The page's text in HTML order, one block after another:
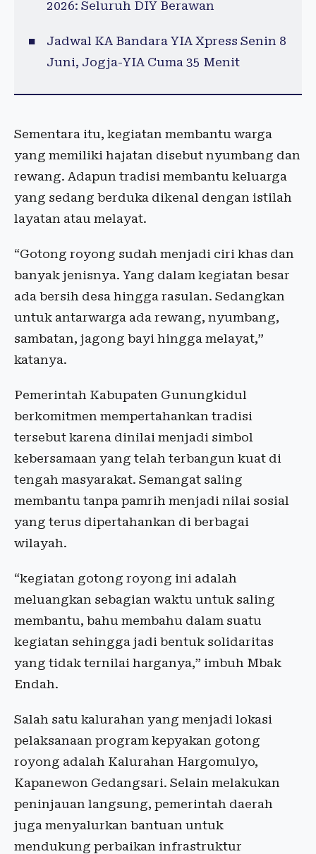
2026: Seluruh DIY Berawan
Jadwal KA Bandara YIA Xpress Senin 8
Juni, Jogja-YIA Cuma 35 Menit
Sementara itu, kegiatan membantu warga
yang memiliki hajatan disebut nyumbang dan
rewang. Adapun tradisi membantu keluarga
yang sedang berduka dikenal dengan istilah
layatan atau melayat.
“Gotong royong sudah menjadi ciri khas dan
banyak jenisnya. Yang dalam kegiatan besar
ada bersih desa hingga rasulan. Sedangkan
untuk antarwarga ada rewang, nyumbang,
sambatan, jagong bayi hingga melayat,”
katanya.
Pemerintah Kabupaten Gunungkidul
berkomitmen mempertahankan tradisi
tersebut karena dinilai menjadi simbol
kebersamaan yang telah terbangun kuat di
tengah masyarakat. Semangat saling
membantu tanpa pamrih menjadi nilai sosial
yang terus dipertahankan di berbagai
wilayah.
“kegiatan gotong royong ini adalah
meluangkan sebagian waktu untuk saling
membantu, bahu membahu dalam suatu
kegiatan sehingga jadi bentuk solidaritas
yang tidak ternilai harganya,” imbuh Mbak
Endah.
Salah satu kalurahan yang menjadi lokasi
pelaksanaan program kepyakan gotong
royong adalah Kalurahan Hargomulyo,
Kapanewon Gedangsari. Selain melakukan
peninjauan langsung, pemerintah daerah
juga menyalurkan bantuan untuk
mendukung perbaikan infrastruktur